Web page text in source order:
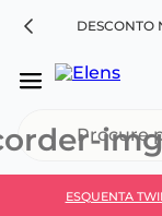
DESCONTO
ESQUENTA
Use 30HOJE e